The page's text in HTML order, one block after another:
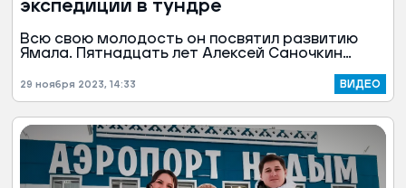
экспедиции в тундре
Всю свою молодость он посвятил развитию
Ямала. Пятнадцать лет Алексей Саночкин
появлялись поселки и города, строились дома,
сам же он разрабатывал месторождения.
романтик — считает, что на краю земли живут
особенные люди.
29 ноября 2023, 14:33 ВИДЕО